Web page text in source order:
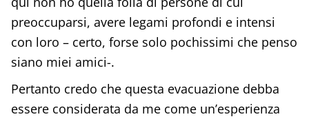
preoccuparsi, avere legami profondi e intensi
con loro – certo, forse solo pochissimi che penso
siano miei amici-.
Pertanto credo che questa evacuazione debba
essere considerata da me come un’esperienza